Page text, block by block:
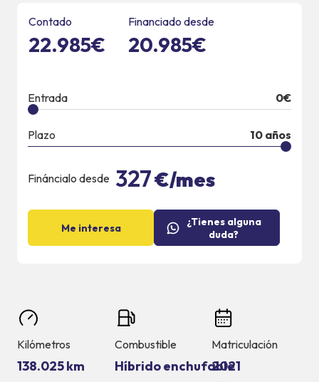
Contado
22.985€
Financiado desde
20.985€
Entrada 0€
Plazo 10 años
Fináncialo desde 327€/mes
Me interesa
¿Tienes alguna
duda?
Kilómetros
138.025 km
Combustible
Híbrido enchufable
Matriculación
2021